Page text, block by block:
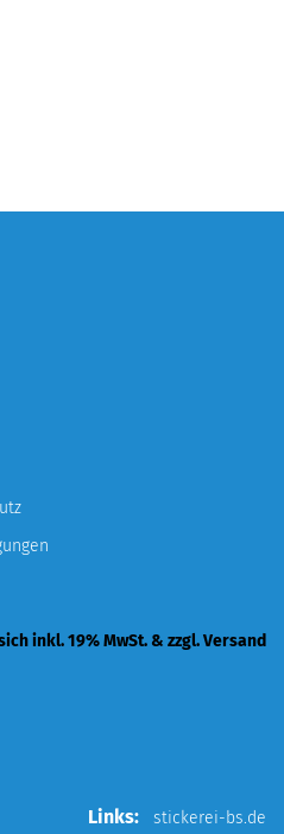
inkl. 19% MwSt. & zzgl. Versand
Links: stickerei-bs.de